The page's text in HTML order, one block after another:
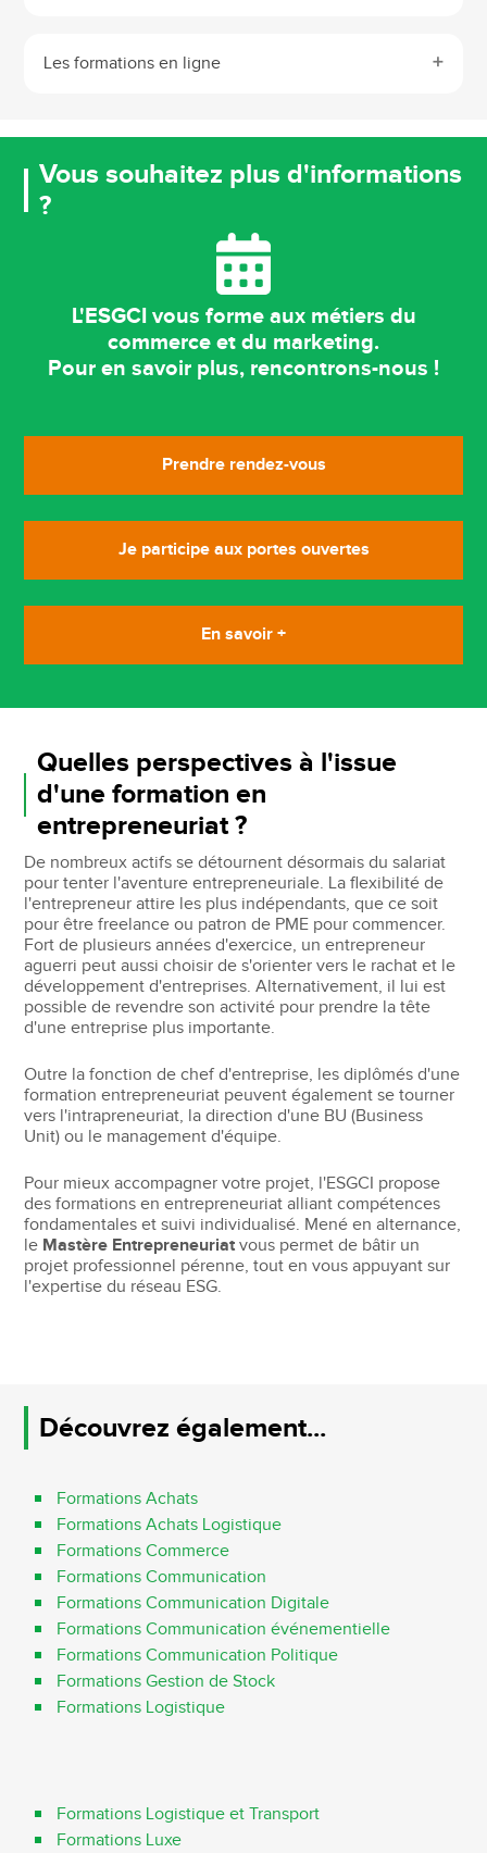
Les formations en ligne
Vous souhaitez plus d'informations
?
L'ESGCI vous forme aux métiers du
commerce et du marketing.
Pour en savoir plus, rencontrons-nous !
Prendre rendez-vous
Je participe aux portes ouvertes
En savoir +
Quelles perspectives à l'issue
d'une formation en
entrepreneuriat ?
De nombreux actifs se détournent désormais du salariat
pour tenter l'aventure entrepreneuriale. La flexibilité de
l'entrepreneur attire les plus indépendants, que ce soit
pour être freelance ou patron de PME pour commencer.
Fort de plusieurs années d'exercice, un entrepreneur
aguerri peut aussi choisir de s'orienter vers le rachat et le
développement d'entreprises. Alternativement, il lui est
possible de revendre son activité pour prendre la tête
d'une entreprise plus importante.
Outre la fonction de chef d'entreprise, les diplômés d'une
formation entrepreneuriat peuvent également se tourner
vers l'intrapreneuriat, la direction d'une BU (Business
Unit) ou le management d'équipe.
Pour mieux accompagner votre projet, l'ESGCI propose
des formations en entrepreneuriat alliant compétences
fondamentales et suivi individualisé. Mené en alternance,
le Mastère Entrepreneuriatvous permet de bâtir un
projet professionnel pérenne, tout en vous appuyant sur
l'expertise du réseau ESG.
Découvrez également...
Formations Achats
Formations Achats Logistique
Formations Commerce
Formations Communication
Formations Communication Digitale
Formations Communication événementielle
Formations Communication Politique
Formations Gestion de Stock
Formations Logistique
Formations Logistique et Transport
Formations Luxe